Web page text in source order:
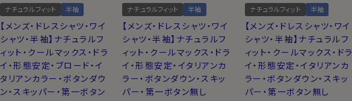
ナチュラルフィット 半袖
【メンズ・ドレスシャツ・ワイ
シャツ・半袖】ナチュラルフ
ィット・クールマックス・ドラ
イ・形態安定・ブロード・イ
タリアンカラー・ボタンダウ
ン・スキッパー・第一ボタン
ナチュラルフィット 半袖
【メンズ・ドレスシャツ・ワイ
シャツ・半袖】ナチュラルフ
ィット・クールマックス・ドラ
イ・形態安定・イタリアンカ
ラー・ボタンダウン・スキッ
パー・第一ボタン無し
ナチュラルフィット 半袖
【メンズ・ドレスシャツ・ワイ
シャツ・半袖】ナチュラルフ
ィット・クールマックス・ドラ
イ・形態安定・イタリアンカ
ラー・ボタンダウン・スキッ
パー・第一ボタン無し